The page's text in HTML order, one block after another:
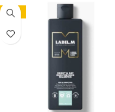
-15%